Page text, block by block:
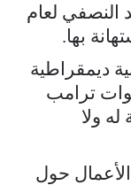
النصفي لعام
ديمقراطية
ترامب
ولا
حول